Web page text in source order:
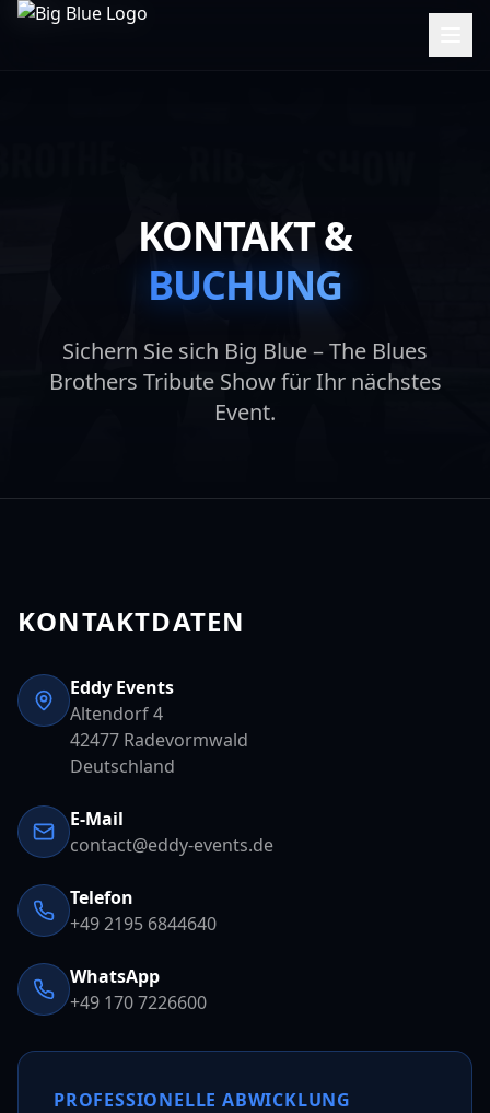
KONTAKT &
BUCHUNG
Sichern Sie sich Big Blue – The Blues
Brothers Tribute Show für Ihr nächstes
Event.
KONTAKTDATEN
Eddy Events
Altendorf 4
42477 Radevormwald
Deutschland
E-Mail
contact@eddy-events.de
Telefon
+49 2195 6844640
WhatsApp
+49 170 7226600
PROFESSIONELLE ABWICKLUNG